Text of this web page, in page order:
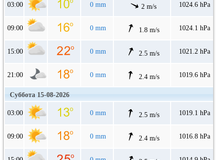
03:00 0 mm 2 m/s 1024.6 hPa
09:00 0 mm 1.8 m/s 1024.1 hPa
15:00 0 mm 2.5 m/s 1021.2 hPa
21:00 0 mm 2.4 m/s 1019.6 hPa
Суббота 15-08-2026
03:00 0 mm 2.5 m/s 1019.1 hPa
09:00 0 mm 2.4 m/s 1016.8 hPa